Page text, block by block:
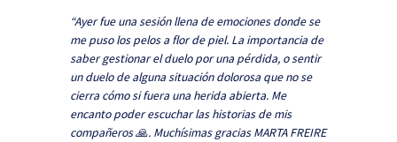
“Ayer fue una sesión llena de emociones donde se
me puso los pelos a flor de piel. La importancia de
saber gestionar el duelo por una pérdida, o sentir
un duelo de alguna situación dolorosa que no se
cierra cómo si fuera una herida abierta. Me
encanto poder escuchar las historias de mis
compañeros 🙏. Muchísimas gracias MARTA FREIRE